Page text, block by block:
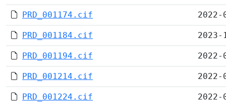
PRD_001174.cif
PRD_001184.cif
PRD_001194.cif
PRD_001214.cif
PRD_001224.cif